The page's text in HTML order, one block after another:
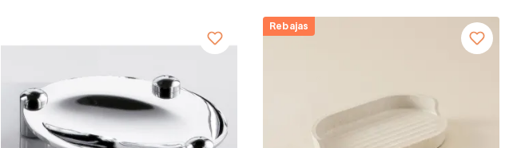
Rebajas